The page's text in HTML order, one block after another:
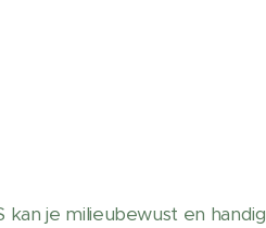
je milieubewust en handig